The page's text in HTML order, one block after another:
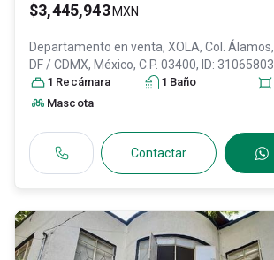
$3,445,943 MXN
Departamento en venta, XOLA, Col. Álamos,
DF / CDMX, México, C.P. 03400, ID: 31065803
1 Recámara 1 Baño
Mascota
Contactar